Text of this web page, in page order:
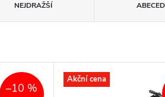
NEJDRAŽŠÍ
–10 %
Akční cena